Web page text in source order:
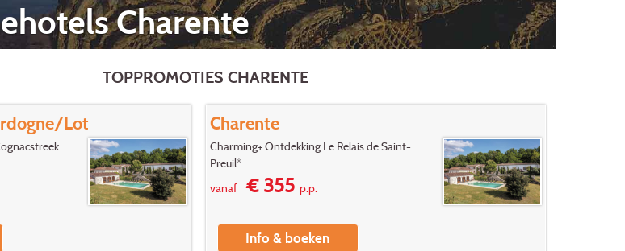
Charente
TOPPROMOTIES CHARENTE
Lot Charente
Charming+ Ontdekking Le Relais de Saint-
Preuil*...
vanaf € 355 p.p.
Info & boeken